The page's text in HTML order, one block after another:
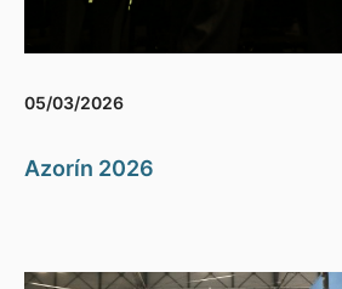
05/03/2026
Azorín 2026